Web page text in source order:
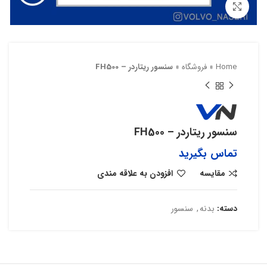
بزرگنمایی تصویر
Home
» فروشگاه » سنسور ریتاردر – FH500
سنسور ریتاردر – FH500
تماس بگیرید
مقایسه افزودن به علاقه مندی
دسته: بدنه, سنسور